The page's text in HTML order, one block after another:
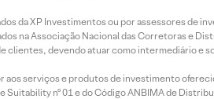
da XP Investimentos ou por assessores de
na Associação Nacional das Corretoras e
devendo atuar como intermediário e
aos serviços e produtos de investimento
nº 01 e do Código ANBIMA de